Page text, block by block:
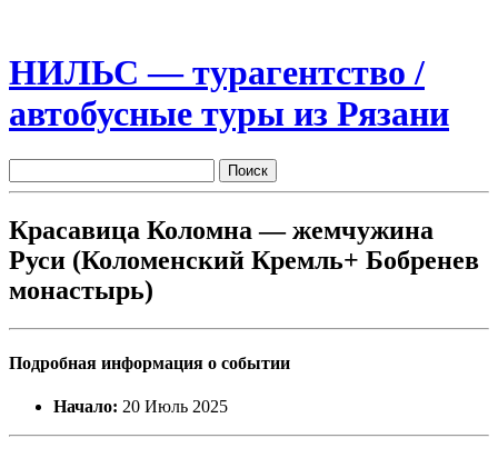
НИЛЬС — турагентство /
автобусные туры из Рязани
Красавица Коломна — жемчужина
Руси (Коломенский Кремль+ Бобренев
монастырь)
Подробная информация о событии
Начало: 20 Июль 2025